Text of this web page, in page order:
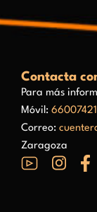
Contacta
Para más
Móvil:
Correo:
Zaragoza